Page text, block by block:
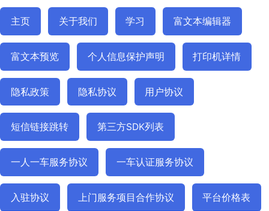
主页 关于我们 学习 富文本编辑器
富文本预览 个人信息保护声明 打印机详情
隐私政策 隐私协议 用户协议
短信链接跳转 第三方SDK列表
一人一车服务协议 一车认证服务协议
入驻协议 上门服务项目合作协议 平台价格表